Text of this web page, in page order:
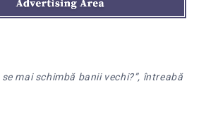
se mai schimbă banii vechi?”, întreabă